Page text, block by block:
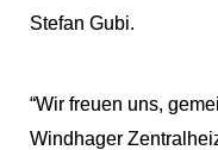
Stefan Gubi.
“Wir freuen uns,
Windhager